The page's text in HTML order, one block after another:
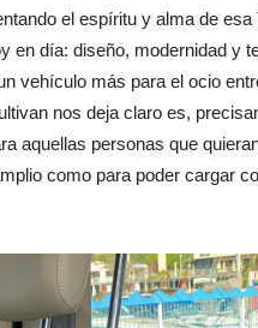
el espíritu y alma de
en día: diseño, modernidad y
vehículo más para el ocio
nos deja claro es,
aquellas personas que
como para poder cargar